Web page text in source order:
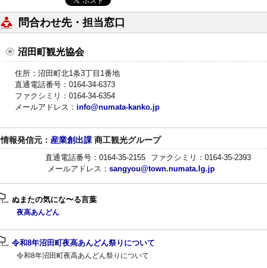
問合わせ先・担当窓口
沼田町観光協会
住所：沼田町北1条3丁目1番地
直通電話番号：0164-34-6373
ファクシミリ：0164-34-6354
メールアドレス： info@numata-kanko.jp
情報発信元： 産業創出課 商工観光グループ
直通電話番号：0164-35-2155
ファクシミリ：0164-35-2393
メールアドレス： sangyou@town.numata.lg.jp
ぬまたの気にな〜る言葉
夜高あんどん
令和8年沼田町夜高あんどん祭りについて
令和8年沼田町夜高あんどん祭りについて